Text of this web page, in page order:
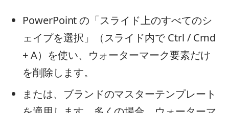
PowerPoint の「スライド上のすべてのシ
ェイプを選択」（スライド内で Ctrl / Cmd
+ A）を使い、ウォーターマーク要素だけ
を削除します。
または、ブランドのマスターテンプレート